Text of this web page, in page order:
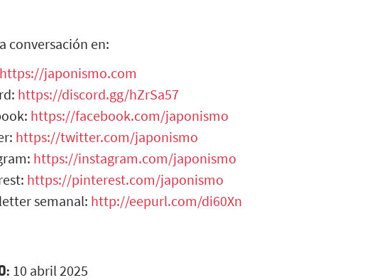
conversación en:
https://japonismo.com
https://discord.gg/hZrSa57
https://facebook.com/japonismo
https://twitter.com/japonismo
https://instagram.com/japonismo
https://pinterest.com/japonismo
semanal: http://eepurl.com/di60Xn
10 abril 2025